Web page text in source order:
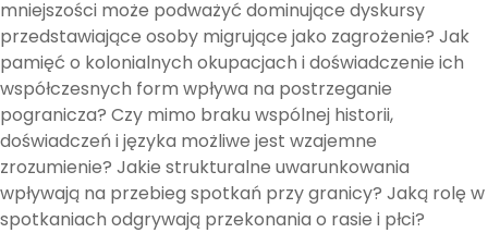
mniejszości może podważyć dominujące dyskursy
przedstawiające osoby migrujące jako zagrożenie? Jak
pamięć o kolonialnych okupacjach i doświadczenie ich
współczesnych form wpływa na postrzeganie
pogranicza? Czy mimo braku wspólnej historii,
doświadczeń i języka możliwe jest wzajemne
zrozumienie? Jakie strukturalne uwarunkowania
wpływają na przebieg spotkań przy granicy? Jaką rolę w
spotkaniach odgrywają przekonania o rasie i płci?